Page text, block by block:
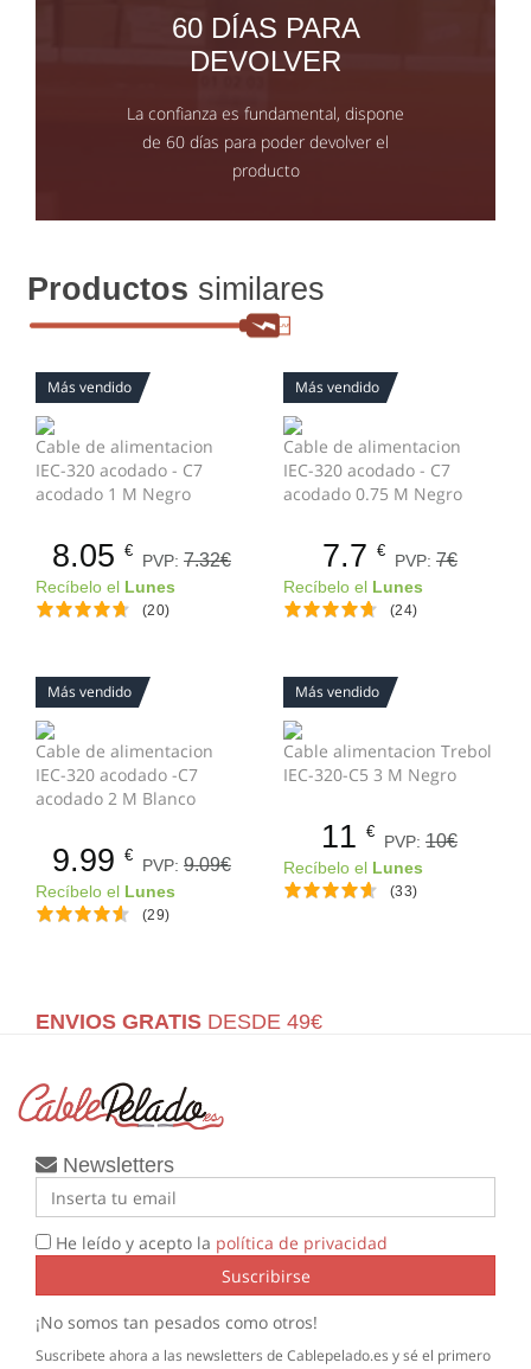
60 DÍAS PARA
DEVOLVER
La confianza es fundamental, dispone
de 60 días para poder devolver el
producto
Productos similares
Más vendido
Cable de alimentacion
IEC-320 acodado - C7
acodado 1 M Negro
8.05 €
PVP: 7.32€
Recíbelo el Lunes
(20)
Más vendido
Cable de alimentacion
IEC-320 acodado - C7
acodado 0.75 M Negro
7.7 €
PVP: 7€
Recíbelo el Lunes
(24)
Más vendido
Cable de alimentacion
IEC-320 acodado -C7
acodado 2 M Blanco
9.99 €
PVP: 9.09€
Recíbelo el Lunes
(29)
Más vendido
Cable alimentacion Trebol
IEC-320-C5 3 M Negro
11 €
PVP: 10€
Recíbelo el Lunes
(33)
ENVIOS GRATIS DESDE 49€
Newsletters
He leído y acepto la política de privacidad
Suscribirse
¡No somos tan pesados como otros!
Suscribete ahora a las newsletters de Cablepelado.es y sé el primero